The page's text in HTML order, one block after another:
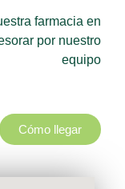
farmacia en
por nuestro
equipo
Cómo llegar